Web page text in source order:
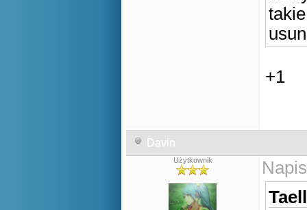
+1
Davin
Użytkownik